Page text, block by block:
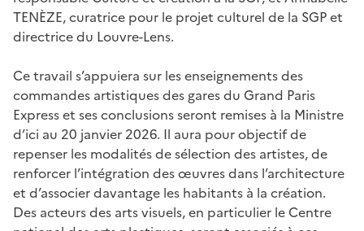
TENÈZE, curatrice pour le projet culturel de la SGP et
directrice du Louvre-Lens.
Ce travail s’appuiera sur les enseignements des
commandes artistiques des gares du Grand Paris
Express et ses conclusions seront remises à la Ministre
d’ici au 20 janvier 2026. Il aura pour objectif de
repenser les modalités de sélection des artistes, de
renforcer l’intégration des œuvres dans l’architecture
et d’associer davantage les habitants à la création.
Des acteurs des arts visuels, en particulier le Centre